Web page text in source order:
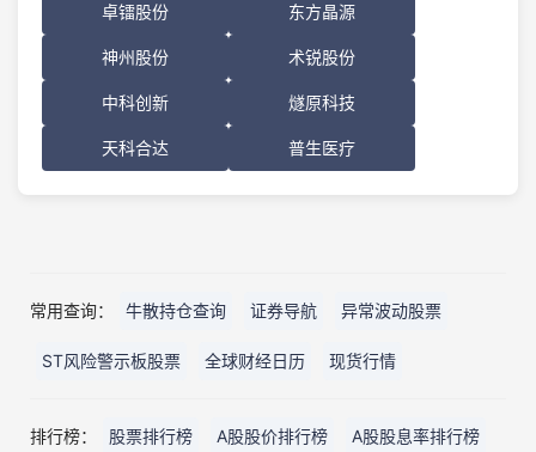
卓镭股份 东方晶源
神州股份 术锐股份
中科创新 燧原科技
天科合达 普生医疗
常用查询： 牛散持仓查询 证券导航 异常波动股票
ST风险警示板股票 全球财经日历 现货行情
排行榜： 股票排行榜 A股股价排行榜 A股股息率排行榜